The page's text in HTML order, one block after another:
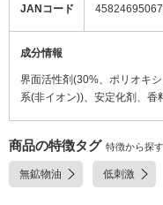
JANコード
成分情報
界面活性剤(30%、ポリオキ
系(非イオン))、安定化剤、香
商品の特徴タグ 特徴から探す
無鉱物油 低刺激